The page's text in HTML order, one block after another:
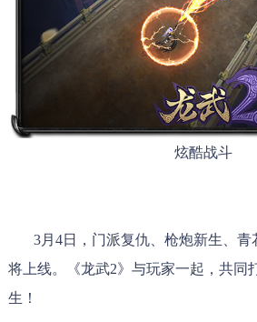
炫酷战斗
3月4日，门派复仇、枪炮新生、青
将上线。《龙武2》与玩家一起，共同
生！